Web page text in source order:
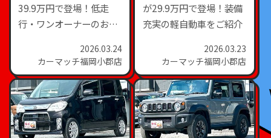
39.9万円で登場！低走
行・ワンオーナーのおす
2026.03.24
カーマッチ福岡小郡店
が29.9万円で登場！装備
充実の軽自動車をご紹介
2026.03.23
カーマッチ福岡小郡店